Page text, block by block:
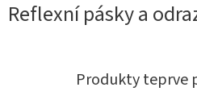
Reflexní pásky a
Produkty teprve